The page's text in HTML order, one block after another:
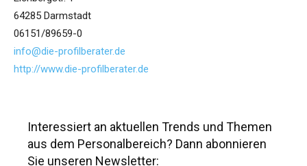
64285 Darmstadt
06151/89659-0
info@die-profilberater.de
http://www.die-profilberater.de
Interessiert an aktuellen Trends und Themen
aus dem Personalbereich? Dann abonnieren
Sie unseren Newsletter: